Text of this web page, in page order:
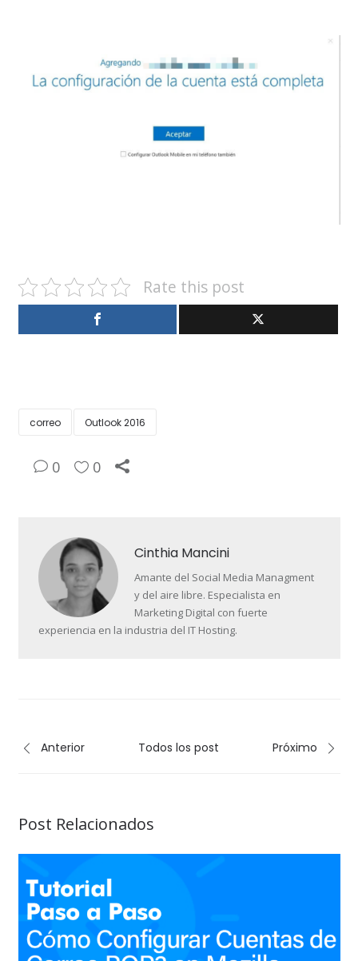
Rate this post
correo Outlook 2016
0 0
Cinthia Mancini
Amante del Social Media Managment
y del aire libre. Especialista en
Marketing Digital con fuerte
experiencia en la industria del IT Hosting.
Anterior Todos los post Próximo
Post Relacionados